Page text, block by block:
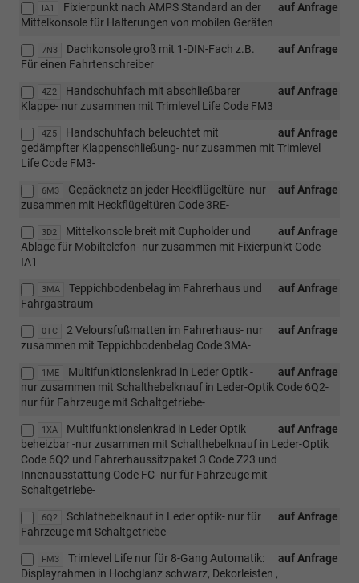
IA1 auf Anfrage
Fixierpunkt nach AMPS Standard an der
Mittelkonsole für Halterungen von mobilen Geräten
7N3 auf Anfrage
Dachkonsole groß mit 1-DIN-Fach z.B.
Für einen Fahrtenschreiber
4Z2 auf Anfrage
Handschuhfach mit abschließbarer
Klappe- nur zusammen mit Trimlevel Life Code FM3
4Z5 auf Anfrage
Handschuhfach beleuchtet mit
gedämpfter Klappenschließung- nur zusammen mit Trimlevel
Life Code FM3-
6M3 auf Anfrage
Gepäcknetz an jeder Heckflügeltüre- nur
zusammen mit Heckflügeltüren Code 3RE-
3D2 auf Anfrage
Mittelkonsole breit mit Cupholder und
Ablage für Mobiltelefon- nur zusammen mit Fixierpunkt Code
IA1
3MA auf Anfrage
Teppichbodenbelag im Fahrerhaus und
Fahrgastraum
0TC auf Anfrage
2 Veloursfußmatten im Fahrerhaus- nur
zusammen mit Teppichbodenbelag Code 3MA-
1ME auf Anfrage
Multifunktionslenkrad in Leder Optik -
nur zusammen mit Schalthebelknauf in Leder-Optik Code 6Q2-
nur für Fahrzeuge mit Schaltgetriebe-
1XA auf Anfrage
Multifunktionslenkrad in Leder Optik
beheizbar -nur zusammen mit Schalthebelknauf in Leder-Optik
Code 6Q2 und Fahrerhaussitzpaket 3 Code Z23 und
Innenausstattung Code FC- nur für Fahrzeuge mit
Schaltgetriebe-
6Q2 auf Anfrage
Schlathebelknauf in Leder optik- nur für
Fahrzeuge mit Schaltgetriebe-
FM3 auf Anfrage
Trimlevel Life nur für 8-Gang Automatik:
Displayrahmen in Hochglanz schwarz, Dekorleisten ,